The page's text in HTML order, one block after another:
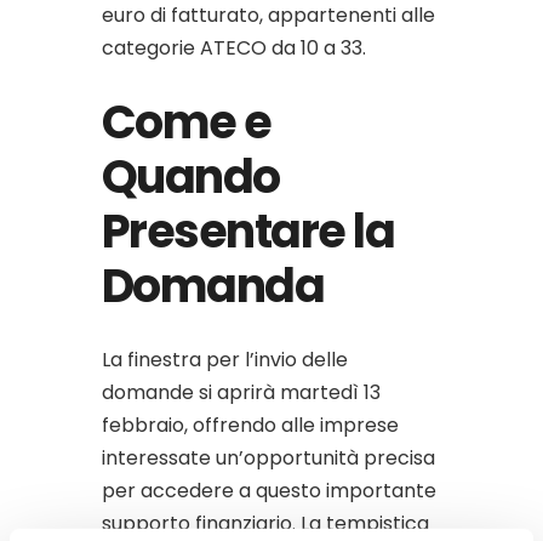
euro di fatturato, appartenenti alle
categorie ATECO da 10 a 33.
Come e
Quando
Presentare la
Domanda
La finestra per l’invio delle
domande si aprirà martedì 13
febbraio, offrendo alle imprese
interessate un’opportunità precisa
per accedere a questo importante
supporto finanziario. La tempistica